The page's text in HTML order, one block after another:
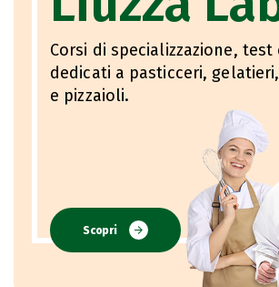
Corsi di specializzazione, test
dedicati a pasticceri,
e pizzaioli.
Scopri